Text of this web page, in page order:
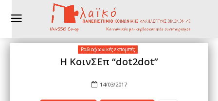
Ραδιοφωνικές εκπομπές
Η ΚοινΣΕπ “dot2dot”
14/03/2017